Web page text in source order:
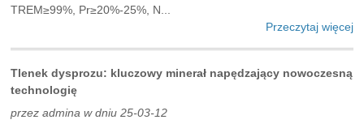
TREM≥99%, Pr≥20%-25%, N...
Przeczytaj więcej
Tlenek dysprozu: kluczowy minerał napędzający nowoczesną
technologię
przez admina w dniu 25-03-12